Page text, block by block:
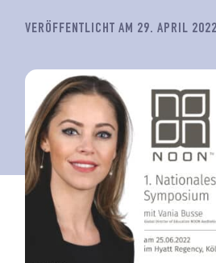
VERÖFFENTLICHT AM 29. APRIL 2022